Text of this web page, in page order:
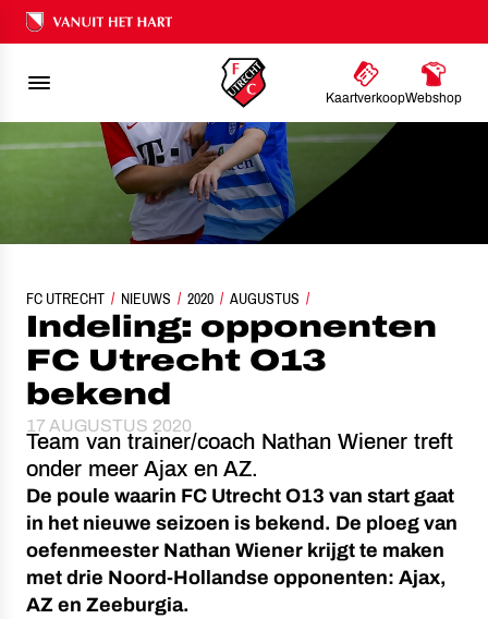
Ons nalatenschap
KaartverkoopWebshop
FC UTRECHT NIEUWS 2020 AUGUSTUS
INDELING: OPPONENTEN FC UTRECHT O13 BEKEND
Indeling: opponenten
FC Utrecht O13
bekend
17 AUGUSTUS 2020
Team van trainer/coach Nathan Wiener treft
onder meer Ajax en AZ.
De poule waarin FC Utrecht O13 van start gaat
in het nieuwe seizoen is bekend. De ploeg van
oefenmeester Nathan Wiener krijgt te maken
met drie Noord-Hollandse opponenten: Ajax,
AZ en Zeeburgia.